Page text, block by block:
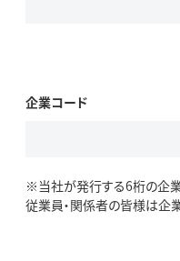
企業コード
※当社が発行する6桁の企
従業員・関係者の皆様は企